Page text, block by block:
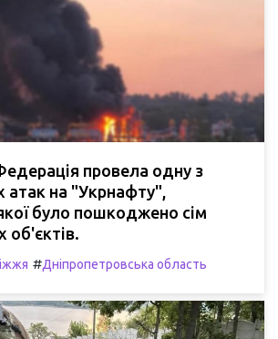
провела одну з
атак на "Укрнафту",
було пошкоджено сім
об'єктів.
#Дніпропетровська область